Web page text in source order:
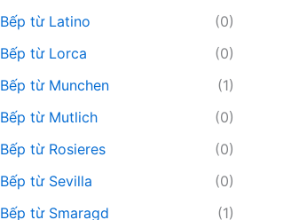
Bếp từ Latino
(0)
Bếp từ Lorca
(0)
Bếp từ Munchen
(1)
Bếp từ Mutlich
(0)
Bếp từ Rosieres
(0)
Bếp từ Sevilla
(0)
Bếp từ Smaragd
(1)